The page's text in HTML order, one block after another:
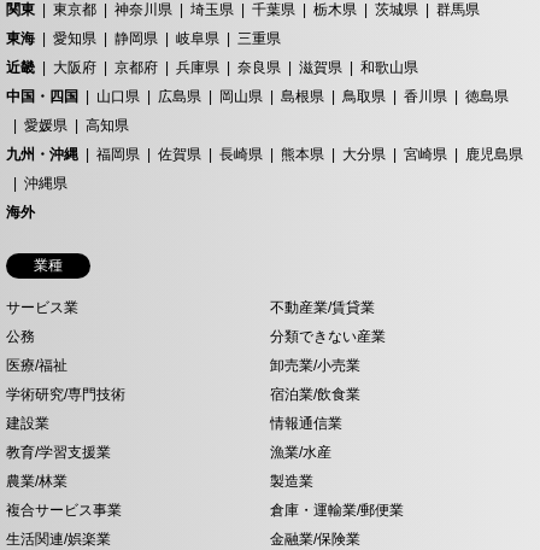
関東
東京都 神奈川県 埼玉県 千葉県 栃木県 茨城県
群馬県
東海
愛知県 静岡県 岐阜県
三重県
近畿
大阪府 京都府 兵庫県 奈良県 滋賀県
和歌山県
中国・四国
山口県 広島県 岡山県 島根県 鳥取県 香川県
徳島県
愛媛県
高知県
九州・沖縄
福岡県 佐賀県 長崎県 熊本県 大分県 宮崎県
鹿児島県
沖縄県
海外
業種
サービス業
不動産業/賃貸業
公務
分類できない産業
医療/福祉
卸売業/小売業
学術研究/専門技術
宿泊業/飲食業
建設業
情報通信業
教育/学習支援業
漁業/水産
農業/林業
製造業
複合サービス事業
倉庫・運輸業/郵便業
生活関連/娯楽業
金融業/保険業